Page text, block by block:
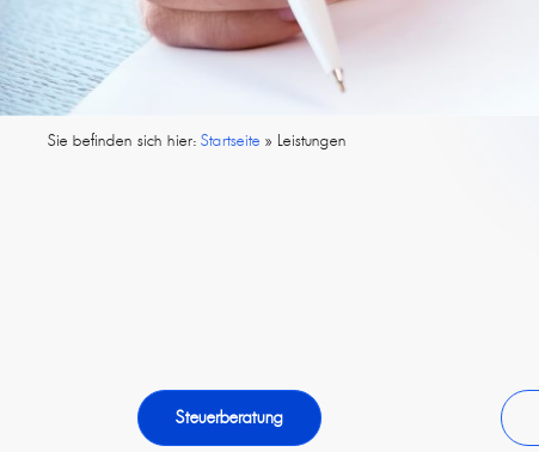
Sie befinden sich hier:Startseite » Leistungen
Steuerberatung